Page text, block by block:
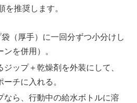
を推奨します。
（厚手）に一回分ずつ小分けし
を併用）。
ジップ＋乾燥剤を外装にして、
チに入れる。
なら、行動中の給水ボトルに溶